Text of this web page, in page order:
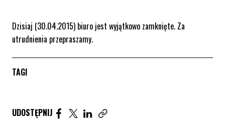
Dzisiaj (30.04.2015) biuro jest wyjątkowo zamknięte. Za
utrudnienia przepraszamy.
TAGI
UDOSTĘPNIJ Udostępnij artykuł na Facebook. Strona otwiera się
Udostępnij artykuł na Twitter. Strona otwiera
Udostępnij artykuł na Linkedin. Strona